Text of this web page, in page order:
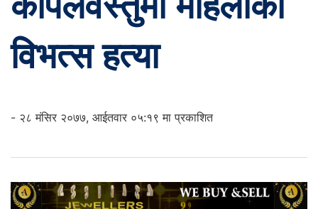
विभत्स हत्या
- २८ मंसिर २०७७, आईतवार ०५:१९ मा प्रकाशित